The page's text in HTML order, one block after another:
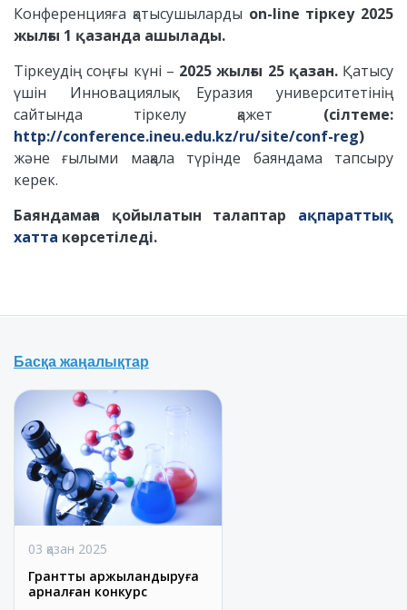
Конференцияға қатысушыларды on-line тіркеу 2025
жылғы 1 қазанда ашылады.
Тіркеудің соңғы күні – 2025 жылғы 25 қазан. Қатысу
үшін Инновациялық Еуразия университетінің
сайтында тіркелу қажет (сілтеме:
http://conference.ineu.edu.kz/ru/site/conf-reg)
және ғылыми мақала түрінде баяндама тапсыру
керек.
Баяндамаға қойылатын талаптар ақпараттық
хатта көрсетіледі.
Басқа жаңалықтар
03 қазан 2025
Гранттық қаржыландыруға
арналған конкурс